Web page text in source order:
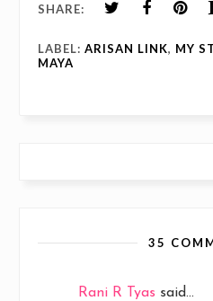
SHARE:
LABEL: ARISAN LINK, MY
MAYA
35
Rani R Tyas said...